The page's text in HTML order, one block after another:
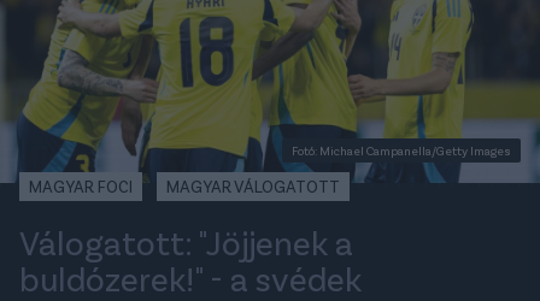
Fotó: Michael Campanella/Getty Images
MAGYAR FOCI MAGYAR VÁLOGATOTT
Válogatott: "Jöjjenek a
buldózerek!" - a svédek